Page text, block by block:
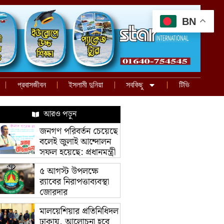
প্রবাসজীবন ইসলামী দুনিয়া সবকিছু টিভি
আরও পড়ুন
জনগণ পরিবর্তন চেয়েছে
বলেই জুলাই আন্দোলন
সফল হয়েছে: প্রধানমন্ত্রী
৫ আগস্ট উপলক্ষে
র‌্যাবের নিরাপত্তাব্যবস্থা
জোরদার
মালয়েশিয়ার প্রতিনিধিদল
BN